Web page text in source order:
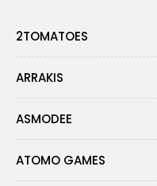
2TOMATOES
ARRAKIS
ASMODEE
ATOMO GAMES